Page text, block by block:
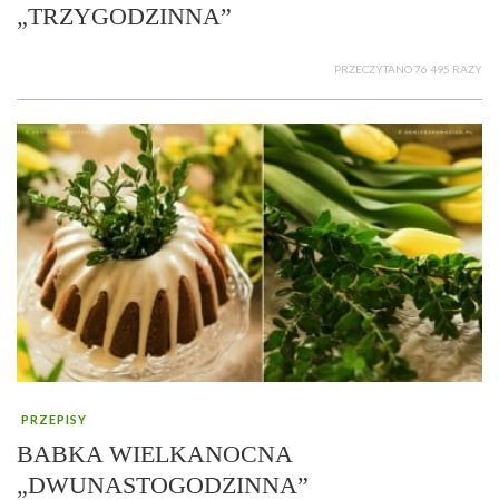
„TRZYGODZINNA”
PRZECZYTANO 76 495 RAZY
PRZEPISY
BABKA WIELKANOCNA
„DWUNASTOGODZINNA”